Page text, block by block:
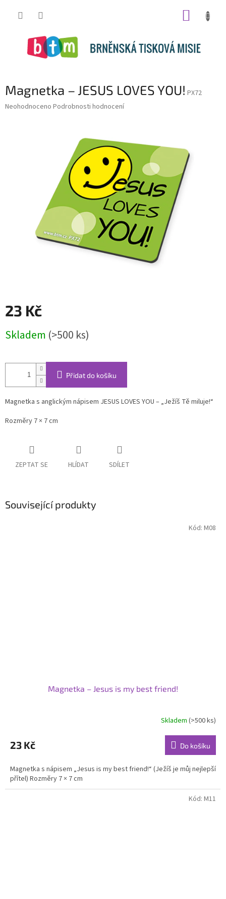
Magnetka – JESUS LOVES YOU! PX72
Průměrné
Neohodnoceno Podrobnosti hodnocení
23 Kč
cena:
Skladem (>500 ks)
Přidat do košíku
Magnetka s anglickým nápisem JESUS LOVES YOU – „Ježíš Tě miluje!“
Rozměry 7 × 7 cm
ZEPTAT SE HLÍDAT SDÍLET
Související produkty
Magnetka – Jesus is my best friend!
produktu
je
z
5
hvězdiček.
Skladem(>500 ks)
23 Kč Do košíku
Magnetka s nápisem „Jesus is my best friend!“ (Ježíš je můj nejlepší
přítel) Rozměry 7 × 7 cm
Kód: M08
Kód: M11